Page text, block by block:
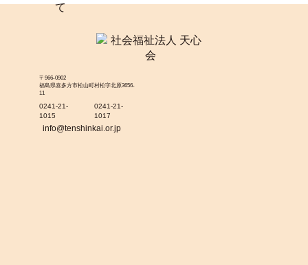
〒966-0902
福島県喜多方市松山町村松字北原3656-
11
0241-21-
1015
0241-21-
1017
info@tenshinkai.or.jp